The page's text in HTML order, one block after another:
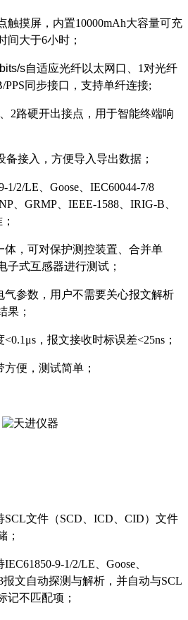
触摸屏，内置10000mAh大容量可充
间大于6小时；
s自适应光纤以太网口、1对光纤
PPS同步接口，支持单纤连接;
2路硬开出接点，用于智能终端响
试；
接入，方便导入导出数据；
1/2/LE、Goose、IEC60044-7/8
、GRMP、IEEE-1588、IRIG-B、
体，可对保护测控装置、合并单
子式互感器进行测试；
气参数，用户不需要关心报文解析
果；
，报文接收时标误差<25ns；
便，测试简单；
SCL文件（SCD、ICD、CID）文件
；
9-1/2/LE、Goose、
报文自动探测与解析，并自动与SCL
记不匹配项；